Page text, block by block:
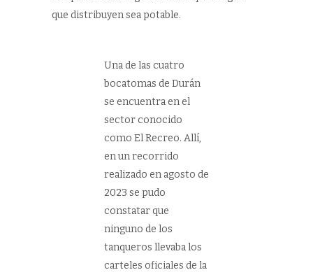
que distribuyen sea potable.
Una de las cuatro
bocatomas de Durán
se encuentra en el
sector conocido
como El Recreo. Allí,
en un recorrido
realizado en agosto de
2023 se pudo
constatar que
ninguno de los
tanqueros llevaba los
carteles oficiales de la